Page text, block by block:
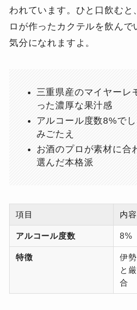
われています。ひと口飲むと
ロが作ったカクテルを飲んで
気分になれますよ。
三重県産のマイヤーレ
った濃厚な果汁感
アルコール度数8%で
みごたえ
お酒のプロが素材に合
選んだ本格派
項目 内容
アルコール度数 8%
特徴
伊
と
合